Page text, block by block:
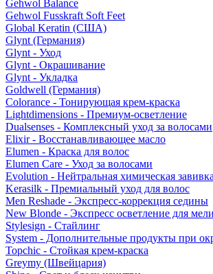
Gehwol Balance
Gehwol Fusskraft Soft Feet
Global Keratin (США)
Glynt (Германия)
Glynt - Уход
Glynt - Окрашивание
Glynt - Укладка
Goldwell (Германия)
Colorance - Тонирующая крем-краска
Lightdimensions - Премиум-осветление
Dualsenses - Комплексный уход за волосами
Elixir - Восстанавливающее масло
Elumen - Краска для волос
Elumen Care - Уход за волосами
Evolution - Нейтральная химическая завивка
Kerasilk - Премиальный уход для волос
Men Reshade - Экспресс-коррекция седины
New Blonde - Экспресс осветление для
Stylesign - Стайлинг
System - Дополнительные продукты при
Topchic - Стойкая крем-краска
Greymy (Швейцария)